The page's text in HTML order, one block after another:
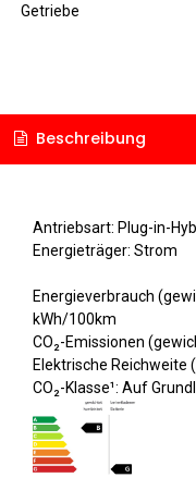
Getriebe
Beschreibung
Antriebsart: Plug-in-
Energieträger: Strom
Energieverbrauch
kWh/100km
CO₂-Emissionen
Elektrische Reichweite
CO₂-Klasse¹: Auf